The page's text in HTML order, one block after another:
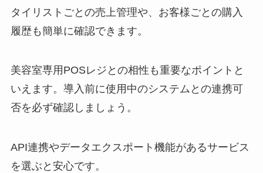
タイリストごとの売上管理や、お客様ごとの購入
履歴も簡単に確認できます。
美容室専用POSレジとの相性も重要なポイントと
いえます。導入前に使用中のシステムとの連携可
否を必ず確認しましょう。
API連携やデータエクスポート機能があるサービス
を選ぶと安心です。